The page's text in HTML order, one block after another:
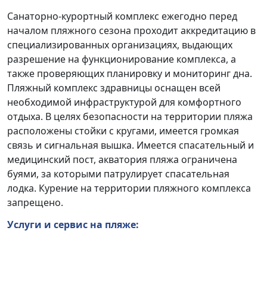
Санаторно-курортный комплекс ежегодно перед
началом пляжного сезона проходит аккредитацию в
специализированных организациях, выдающих
разрешение на функционирование комплекса, а
также проверяющих планировку и мониторинг дна.
Пляжный комплекс здравницы оснащен всей
необходимой инфраструктурой для комфортного
отдыха. В целях безопасности на территории пляжа
расположены стойки с кругами, имеется громкая
связь и сигнальная вышка. Имеется спасательный и
медицинский пост, акватория пляжа ограничена
буями, за которыми патрулирует спасательная
лодка. Курение на территории пляжного комплекса
запрещено.
Услуги и сервис на пляже: